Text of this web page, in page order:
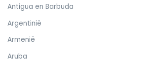
Antigua en Barbuda
Argentinië
Armenië
Aruba